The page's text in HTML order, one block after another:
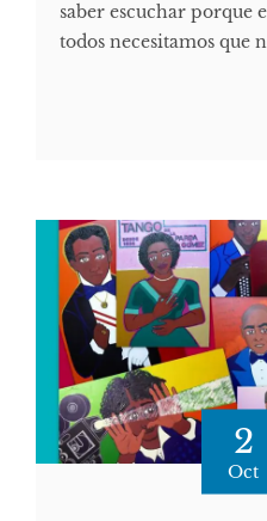
saber escuchar porque
todos necesitamos que
2
Oct